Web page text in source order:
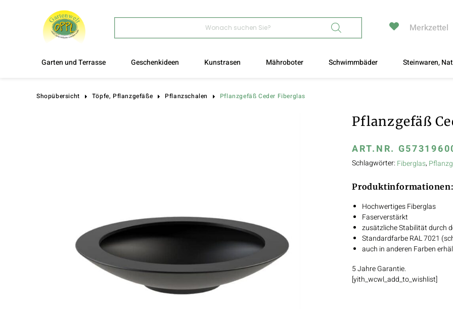
Merkzettel
Garten und Terrasse Geschenkideen Kunstrasen Mähroboter Schwimmbäder Steinwaren,
Shopübersicht Töpfe, Pflanzgefäße Pflanzschalen Pflanzgefäß Ceder Fiberglas
Pflanzgefäß
ART.NR.
Schlagwörter: Fiberglas,
Produktinformationen:
Hochwertiges Fiberglas
Faserverstärkt
zusätzliche Stabilität durch
Standardfarbe RAL 7021
auch in anderen Farben
5 Jahre Garantie.
[yith_wcwl_add_to_wishlist]